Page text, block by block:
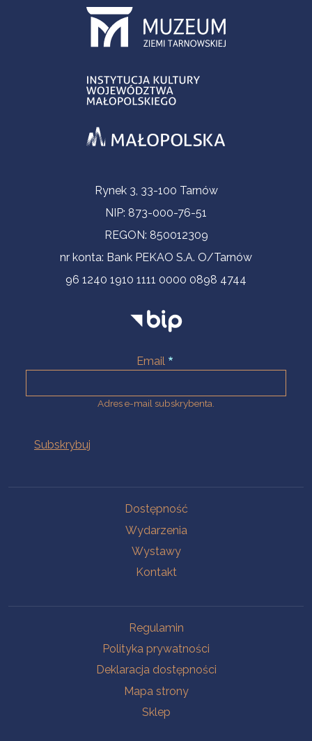
Informacje kontaktoweRynek 3, 33-100 Tarnów
NIP: 873-000-76-51
REGON: 850012309
nr konta: Bank PEKAO S.A. O/Tarnów
96 1240 1910 1111 0000 0898 4744
Email
Adres e-mail subskrybenta.
Dostępność
Wydarzenia
Wystawy
Kontakt
Regulamin
Polityka prywatności
Deklaracja dostępności
Mapa strony
Sklep